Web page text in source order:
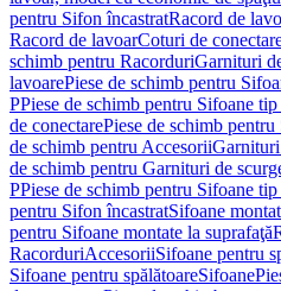
pentru Sifon încastratRacord de
Racord de lavoarCoturi de
schimb pentru RacorduriGarnituri
lavoarePiese de schimb pentru
PPiese de schimb pentru Sifoane tip
de conectarePiese de schimb pentru
de schimb pentru AccesoriiGarnituri
de schimb pentru Garnituri de
PPiese de schimb pentru Sifoane tip
pentru Sifon încastratSifoane
pentru Sifoane montate la suprafaţă
RacorduriAccesoriiSifoane pentru
Sifoane pentru spălătoareSifoane